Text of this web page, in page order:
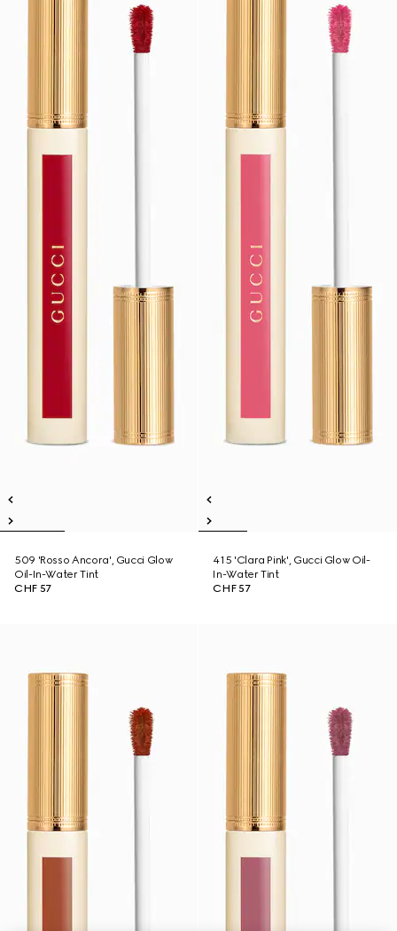
509 'Rosso Ancora', Gucci Glow
Oil-In-Water Tint
CHF 57
415 'Clara Pink', Gucci Glow Oil-
In-Water Tint
CHF 57